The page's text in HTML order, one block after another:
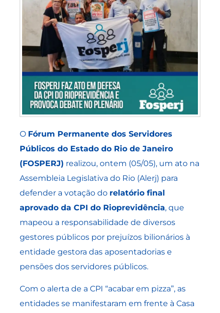
O Fórum Permanente dos Servidores
Públicos do Estado do Rio de Janeiro
(FOSPERJ) realizou, ontem (05/05), um ato na
Assembleia Legislativa do Rio (Alerj) para
defender a votação do relatório final
aprovado da CPI do Rioprevidência, que
mapeou a responsabilidade de diversos
gestores públicos por prejuízos bilionários à
entidade gestora das aposentadorias e
pensões dos servidores públicos.
Com o alerta de a CPI “acabar em pizza”, as
entidades se manifestaram em frente à Casa